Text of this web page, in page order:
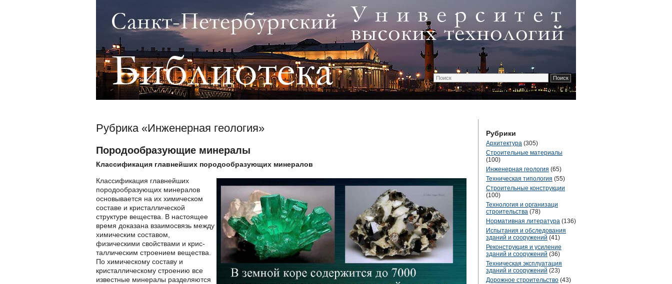
Рубрика «Инженерная геология»
Породообразующие минералы
Классификация главнейших породообразующих минералов
Классификация главнейших
породообразующих минералов
основывается на их хими­ческом
составе и кристаллической
структуре вещества. В настоящее
время доказана взаимо­связь между
химическим составом,
физическими свойствами и крис­
таллическим строением вещества.
По химическому составу и
кристаллическому строе­нию все
известные минералы разделяются
Рубрики
Архитектура (305)
Строительные материалы
(100)
Инженерная геология (65)
Техническая типология (55)
Строительные конструкции
(100)
Технология и организаци
строительства (78)
Нормативная литература (136)
Испытания и обследования
зданий и сооружений (41)
Реконструкция и усиление
зданий и сооружений (36)
Техническая эксплуатация
зданий и сооружений (23)
Дорожное строительство (43)